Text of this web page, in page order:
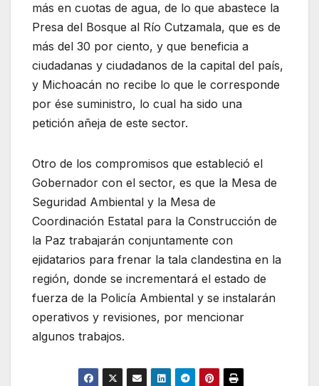
más en cuotas de agua, de lo que abastece la
Presa del Bosque al Río Cutzamala, que es de
más del 30 por ciento, y que beneficia a
ciudadanas y ciudadanos de la capital del país,
y Michoacán no recibe lo que le corresponde
por ése suministro, lo cual ha sido una
petición añeja de este sector.
Otro de los compromisos que estableció el
Gobernador con el sector, es que la Mesa de
Seguridad Ambiental y la Mesa de
Coordinación Estatal para la Construcción de
la Paz trabajarán conjuntamente con
ejidatarios para frenar la tala clandestina en la
región, donde se incrementará el estado de
fuerza de la Policía Ambiental y se instalarán
operativos y revisiones, por mencionar
algunos trabajos.